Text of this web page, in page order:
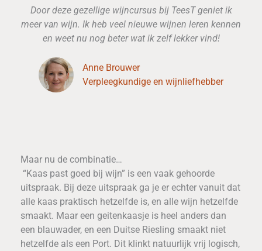
Door deze gezellige wijncursus bij TeesT geniet ik
meer van wijn. Ik heb veel nieuwe wijnen leren kennen
en weet nu nog beter wat ik zelf lekker vind!
Anne Brouwer
Verpleegkundige en wijnliefhebber
Maar nu de combinatie…
“Kaas past goed bij wijn” is een vaak gehoorde
uitspraak. Bij deze uitspraak ga je er echter vanuit dat
alle kaas praktisch hetzelfde is, en alle wijn hetzelfde
smaakt. Maar een geitenkaasje is heel anders dan
een blauwader, en een Duitse Riesling smaakt niet
hetzelfde als een Port. Dit klinkt natuurlijk vrij logisch,